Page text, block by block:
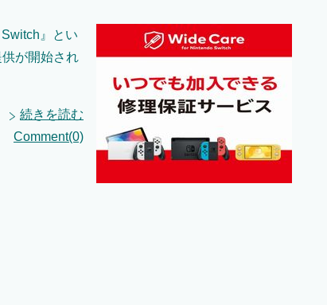
』とい
が開始され
続きを読む
Comment(0)